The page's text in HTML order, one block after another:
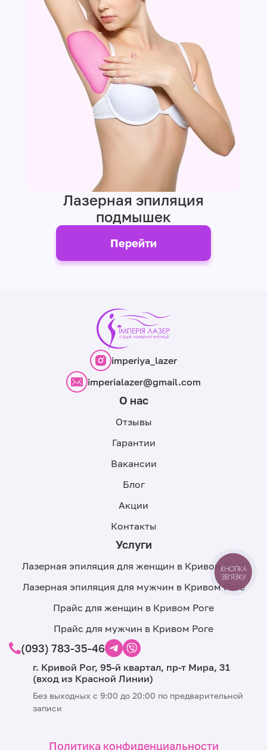
Лазерная эпиляция
подмышек
Перейти
imperiya_lazer
imperialazer@gmail.com
О нас
Отзывы
Гарантии
Вакансии
Блог
Акции
Контакты
Услуги
Лазерная эпиляция для женщин в Кривом Роге
Лазерная эпиляция для мужчин в Кривом Роге
Прайс для женщин в Кривом Роге
Прайс для мужчин в Кривом Роге
(093) 783-35-46
г. Кривой Рог, 95-й квартал, пр-т Мира, 31
(вход из Красной Линии)
Без выходных с 9:00 до 20:00 по предварительной
записи
Политика конфиденциальности
КНОПКА
ЗВ'ЯЗКУ